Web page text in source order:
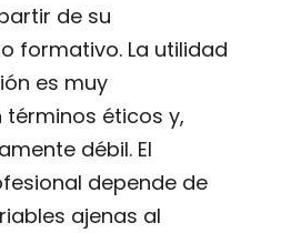
de su
formativo. La utilidad
es muy
éticos y,
débil. El
depende de
ajenas al